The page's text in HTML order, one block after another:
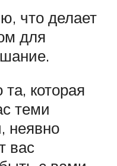
что делает
для
которая
теми
неявно
вас